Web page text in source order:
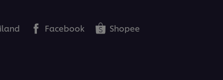
Facebook Shopee